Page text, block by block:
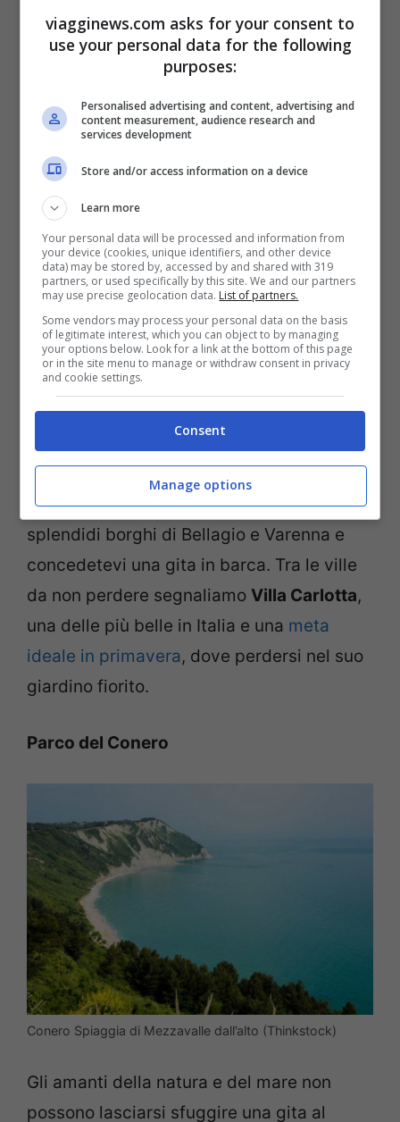
proposta da non perdere.
Varenna, Lago di Como
IlLago di Comocon i suoi paesi pittoreschi
e le ville signorili affacciate sul mare è una
meta imperdibile a primavera e una buona
idea per una gita di Pasquetta. Visitate gli
splendidi borghi di Bellagio e Varenna e
concedetevi una gita in barca. Tra le ville
da non perdere segnaliamo Villa Carlotta,
una delle più belle in Italia e una meta
ideale in primavera, dove perdersi nel suo
giardino fiorito.
Parco del Conero
Conero Spiaggia di Mezzavalle dall’alto (Thinkstock)
Gli amanti della natura e del mare non
possono lasciarsi sfuggire una gita al
viagginews.com asks for your consent to
use your personal data for the following
purposes:
Personalised advertising and content, advertising and
content measurement, audience research and
services development
Store and/or access information on a device
Learn more
Your personal data will be processed and information from
your device (cookies, unique identifiers, and other device
data) may be stored by, accessed by and shared with 319
partners, or used specifically by this site. We and our partners
may use precise geolocation data. List of partners.
Some vendors may process your personal data on the basis
of legitimate interest, which you can object to by managing
your options below. Look for a link at the bottom of this page
or in the site menu to manage or withdraw consent in privacy
and cookie settings.
Consent
Manage options